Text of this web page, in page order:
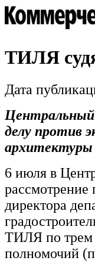
ТИЛЯ
Дата
Центральный
делу против
архитектуры
6 июля в
рассмотрение
директора
ТИЛЯ по трем
полномочий